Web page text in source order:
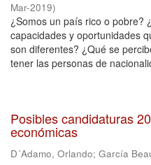
Mar-2019)
¿Somos un país rico o pobre?
capacidades y oportunidades
son diferentes? ¿Qué se
tener las personas de
Posibles candidaturas
económicas
D´Adamo, Orlando; García